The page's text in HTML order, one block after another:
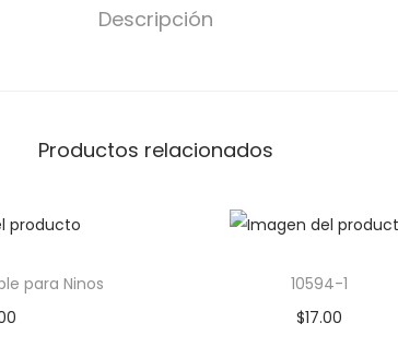
Descripción
Productos relacionados
para Ninos
10594-1
$17.00